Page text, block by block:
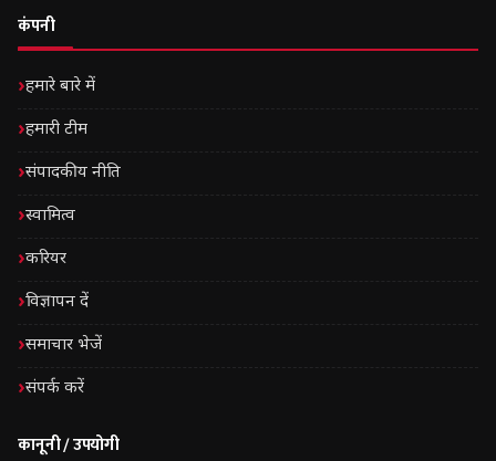
कंपनी
हमारे बारे में
हमारी टीम
संपादकीय नीति
स्वामित्व
करियर
विज्ञापन दें
समाचार भेजें
संपर्क करें
कानूनी / उपयोगी